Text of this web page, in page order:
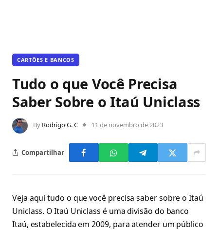
CARTÕES E BANCOS
Tudo o que Você Precisa
Saber Sobre o Itaú Uniclass
By Rodrigo G. C 11 de novembro de 2023
Compartilhar
Veja aqui tudo o que você precisa saber sobre o Itaú
Uniclass. O Itaú Uniclass é uma divisão do banco
Itaú, estabelecida em 2009, para atender um público